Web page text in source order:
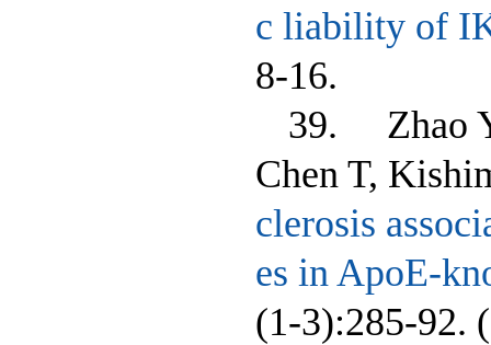
c liability of
8-16.
39. Zhao
Chen T,
clerosis
es in ApoE-
(1-3):285-92. (